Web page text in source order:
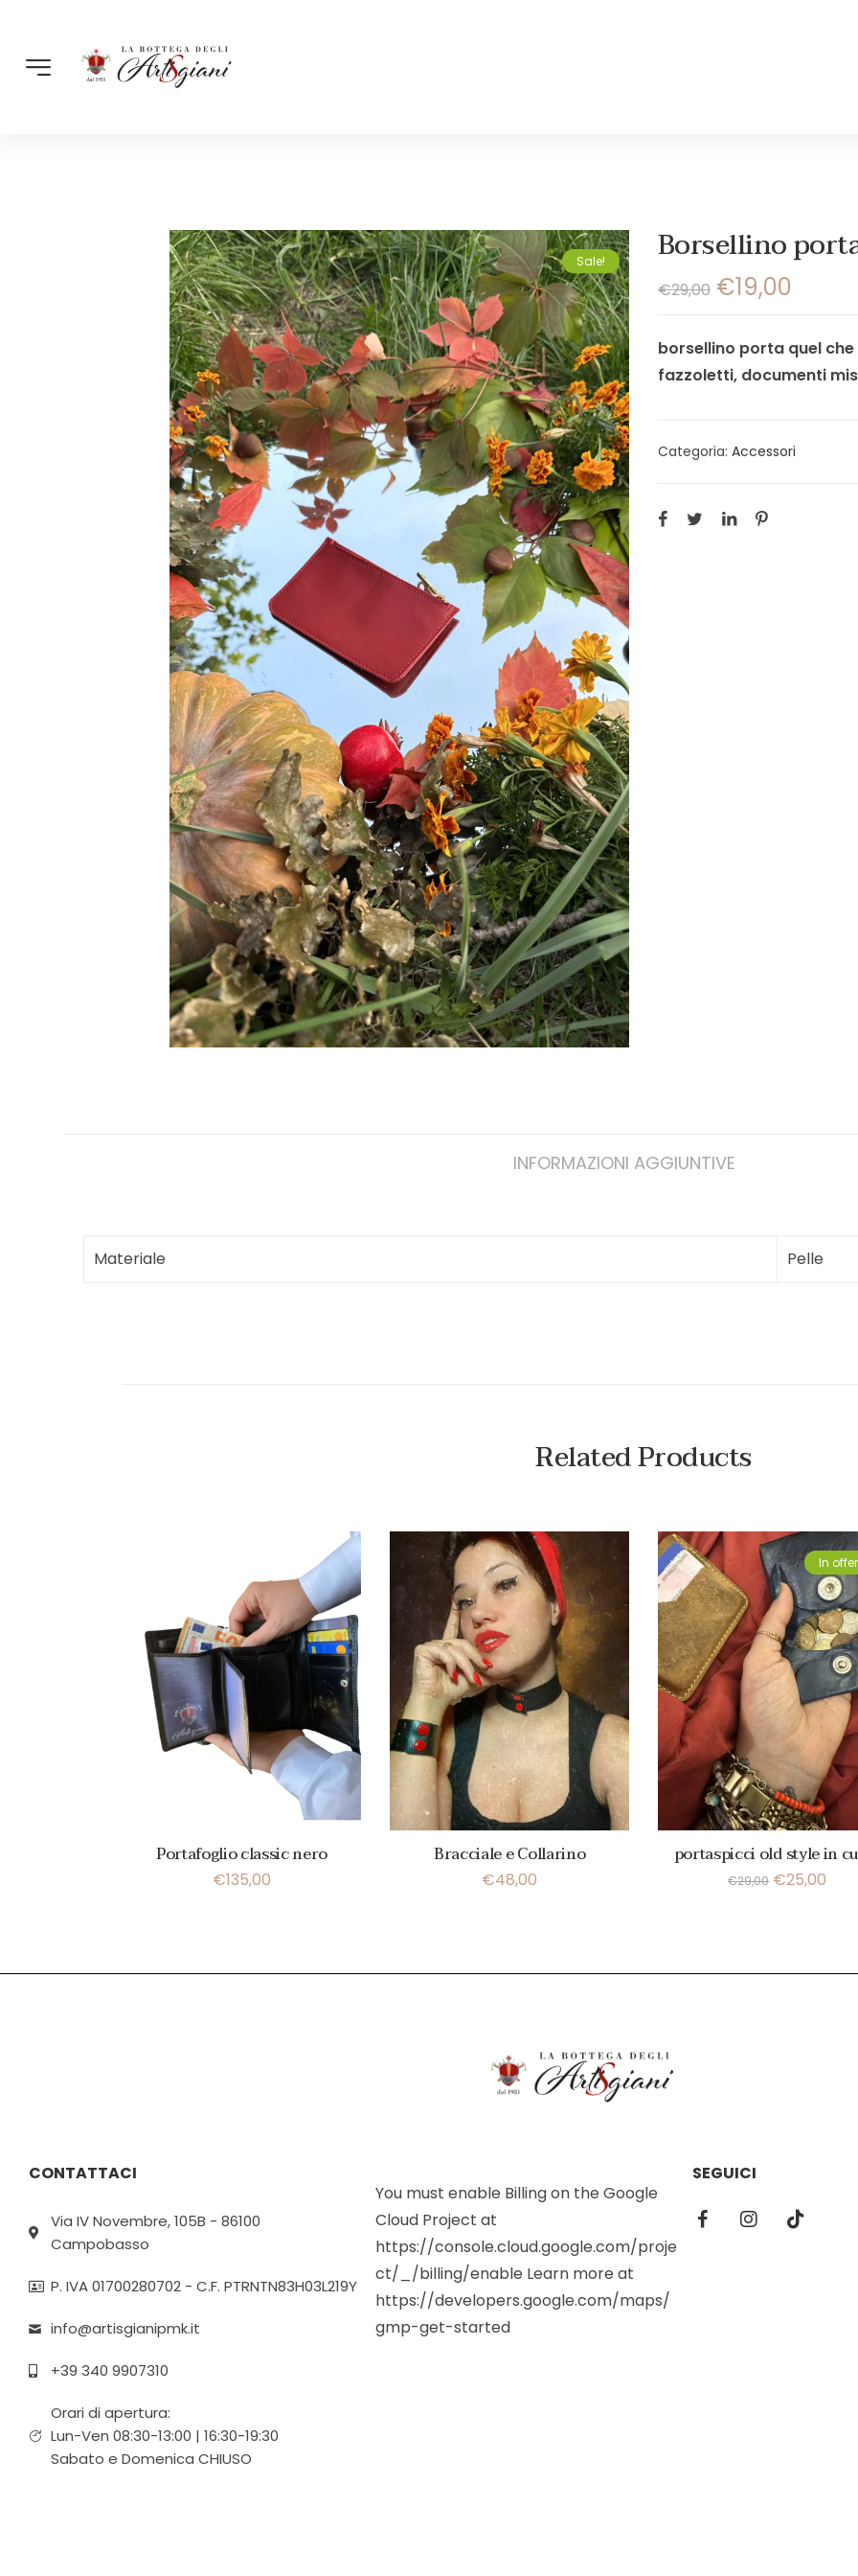
Sale! Borsellino
€29,00 €19,00
borsellino porta quel
fazzoletti, documenti
Categoria: Accessori
INFORMAZIONI AGGIUNTIVE
Materiale Pelle
Related Products
Portafoglio classic nero
€135,00
Bracciale e Collarino
€48,00
In
portaspicci old style in
€29,00 €25,00
CONTATTACI
Via IV Novembre, 105B - 86100
Campobasso
P. IVA 01700280702 - C.F. PTRNTN83H03L219Y
info@artisgianipmk.it
+39 340 9907310
Orari di apertura:
Lun-Ven 08:30-13:00 | 16:30-19:30
Sabato e Domenica CHIUSO
You must enable Billing on the Google
Cloud Project at
https://console.cloud.google.com/proje
ct/_/billing/enable Learn more at
https://developers.google.com/maps/
gmp-get-started
SEGUICI